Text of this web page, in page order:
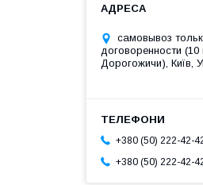
самовывоз
договоренности (10
Дорогожичи), Київ,
+380 (50) 222-42-
+380 (50) 222-42-